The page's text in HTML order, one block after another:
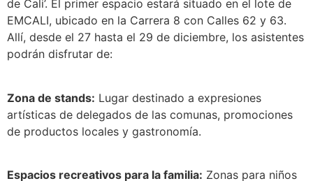
de Cali’. El primer espacio estará situado en el lote de
EMCALI, ubicado en la Carrera 8 con Calles 62 y 63.
Allí, desde el 27 hasta el 29 de diciembre, los asistentes
podrán disfrutar de:
Zona de stands: Lugar destinado a expresiones
artísticas de delegados de las comunas, promociones
de productos locales y gastronomía.
Espacios recreativos para la familia: Zonas para niños